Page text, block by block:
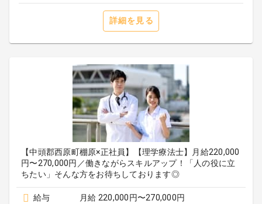
詳細を見る
【中頭郡西原町棚原×正社員】【理学療法士】月給220,000
円〜270,000円／働きながらスキルアップ！「人の役に立
ちたい」そんな方をお待ちしております◎
給与
月給 220,000円〜270,000円